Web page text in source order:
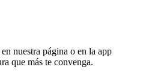
nuestra página o en la app
que más te convenga.